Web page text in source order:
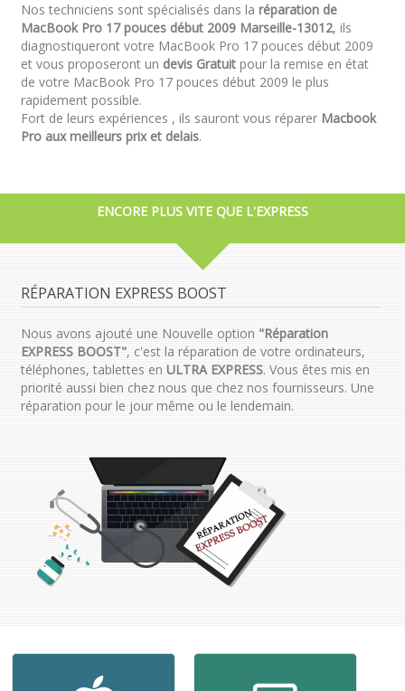
Nos techniciens sont spécialisés dans la réparation de
MacBook Pro 17 pouces début 2009 Marseille-13012, ils
diagnostiqueront votre MacBook Pro 17 pouces début 2009
et vous proposeront un devis Gratuitpour la remise en état
de votre MacBook Pro 17 pouces début 2009 le plus
rapidement possible.
Fort de leurs expériences , ils sauront vous réparer Macbook
Pro aux meilleurs prix et delais.
ENCORE PLUS VITE QUE L'EXPRESS
RÉPARATION EXPRESS BOOST
Nous avons ajouté une Nouvelle option "Réparation
EXPRESS BOOST", c'est la réparation de votre ordinateurs,
téléphones, tablettes en ULTRA EXPRESS. Vous êtes mis en
priorité aussi bien chez nous que chez nos fournisseurs. Une
réparation pour le jour même ou le lendemain.